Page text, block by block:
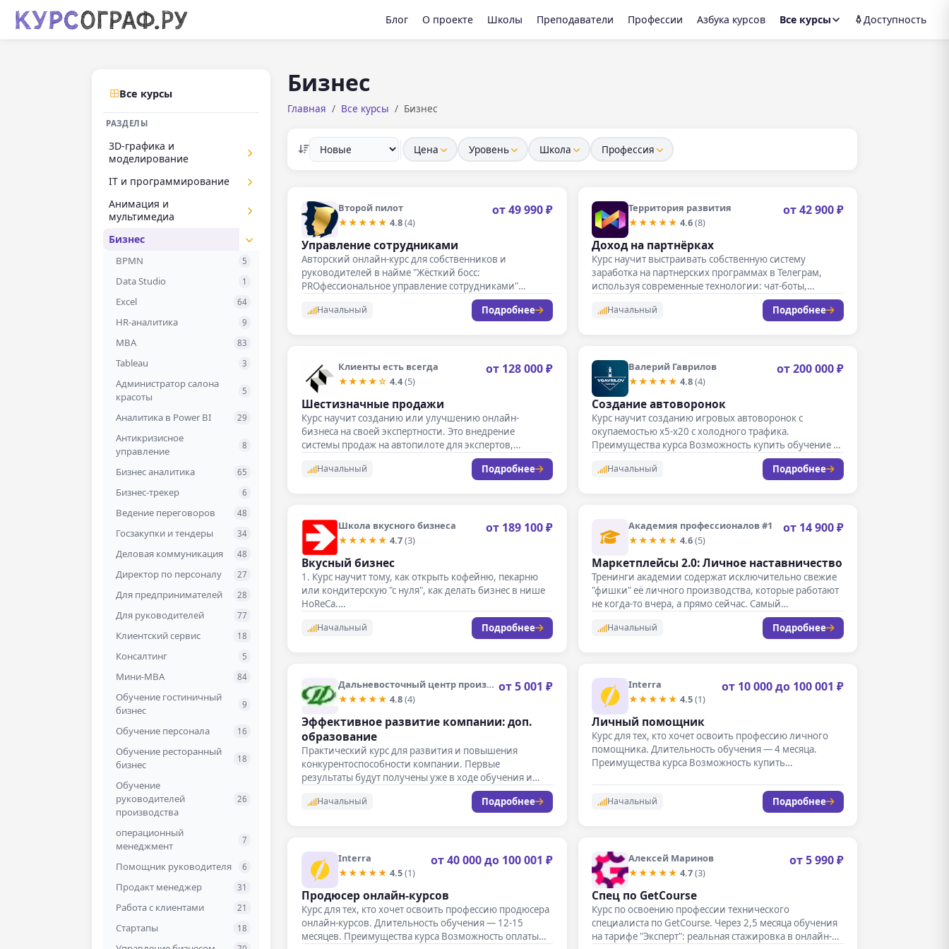
Блог О проекте Школы Преподаватели Профессии Азбука курсов Все курсы Доступность
Все курсы
РАЗДЕЛЫ
3D-графика и
моделирование
Курсы 3D-дженералиста
Курсы Maya
IT и программирование
1C-программирование
1С-Битрикс
Android-разработка
Angular 5
Ansible 1
ASP.NET Core 1
Astra Linux 61
Azure 36
Backend-разработка 51
Big Data 36
CI CD 3
Data Engineering 9
Data Science 29
Deep Learning 19
DevOps 30
Django 7
Docker 11
ETL 1
Frontend-разработка 29
Fullstack-разработка 13
Git и GitHub 4
Go 15
HTML и CSS
iOS-разработчик
Java 49
JavaScript 34
Kotlin 23
Kubernetes
Laravel 8
Анимация и
мультимедиа
Adobe Animate 9
Бизнес
BPMN 5
Data Studio 1
Excel 64
HR-аналитика 9
MBA 83
Tableau 3
Администратор салона
красоты
5
Аналитика в Power BI 29
Антикризисное
управление
8
Бизнес аналитика 65
Бизнес-трекер 6
Ведение переговоров 48
Госзакупки и тендеры 34
Деловая коммуникация 48
Директор по персоналу 27
Для предпринимателей 28
Для руководителей 77
Клиентский сервис 18
Консалтинг 5
Мини-MBA 84
Обучение гостиничный
бизнес
9
Обучение персонала 16
Обучение ресторанный
бизнес
18
Обучение
руководителей
производства
26
операционный
менеджмент
7
Помощник руководителя 6
Продакт менеджер 31
Работа с клиентами 21
Стартапы 18
Бизнес
Главная Все курсы Бизнес
Цена Уровень Школа Профессия
Второй пилот
★★★★★ 4.8(4)
от 49 990 ₽
Управление сотрудниками
Авторский онлайн-курс для собственников и
руководителей в найме "Жёсткий босс:
PROфессиональное управление сотрудниками"
Начальный Подробнее
Территория развития
★★★★★ 4.6(8)
от 42 900 ₽
Доход на партнёрках
Курс научит выстраивать собственную систему
заработка на партнерских программах в Телеграм,
используя современные технологии: чат-боты,
Начальный Подробнее
Клиенты есть всегда
★★★★☆ 4.4(5)
от 128 000 ₽
Шестизначные продажи
Курс научит созданию или улучшению онлайн-
бизнеса на своей экспертности. Это внедрение
системы продаж на автопилоте для экспертов,
Начальный Подробнее
Валерий Гаврилов
★★★★★ 4.8(4)
от 200 000 ₽
Создание автоворонок
Курс научит созданию игровых автоворонок с
окупаемостью х5-х20 с холодного трафика.
Преимущества курса Возможность купить обучение в
Начальный Подробнее
Школа вкусного бизнеса
★★★★★ 4.7(3)
от 189 100 ₽
Вкусный бизнес
1. Курс научит тому, как открыть кофейню, пекарню
или кондитерскую "с нуля", как делать бизнес в нише
HoReCa.…
Начальный Подробнее
Академия профессионалов #1
★★★★★ 4.6(5)
от 14 900 ₽
Маркетплейсы 2.0: Личное наставничество
Тренинги академии содержат исключительно свежие
"фишки" её личного производства, которые работают
не когда-то вчера, а прямо сейчас. Самый…
Начальный Подробнее
Дальневосточный центр производительности
★★★★★ 4.8(4)
от 5 001 ₽
Эффективное развитие компании: доп.
образование
Практический курс для развития и повышения
конкурентоспособности компании. Первые
результаты будут получены уже в ходе обучения и
Начальный Подробнее
Interra
★★★★★ 4.5(1)
от 10 000 до 100 001 ₽
Личный помощник
Курс для тех, кто хочет освоить профессию личного
помощника. Длительность обучения — 4 месяца.
Преимущества курса Возможность купить…
Начальный Подробнее
Interra
★★★★★ 4.5(1)
от 40 000 до 100 001 ₽
Продюсер онлайн-курсов
Курс для тех, кто хочет освоить профессию продюсера
онлайн-курсов. Длительность обучения — 12-15
месяцев. Преимущества курса Возможность оплаты…
Алексей Маринов
★★★★★ 4.7(3)
от 5 990 ₽
Спец по GetCourse
Курс по освоению профессии технического
специалиста по GetCourse. Через 2,5 месяца обучения
на тарифе "Эксперт": реальная стажировка в онлайн-